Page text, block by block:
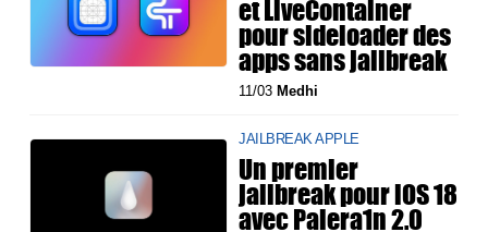
et LiveContainer
pour sideloader des
apps sans jailbreak
11/03 Medhi
JAILBREAK APPLE
Un premier
jailbreak pour iOS 18
avec Palera1n 2.0